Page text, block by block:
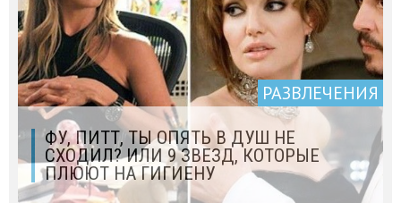
РАЗВЛЕЧЕНИЯ
ФУ, ПИТТ, ТЫ ОПЯТЬ В ДУШ НЕ
СХОДИЛ? ИЛИ 9 ЗВЕЗД, КОТОРЫЕ
ПЛЮЮТ НА ГИГИЕНУ